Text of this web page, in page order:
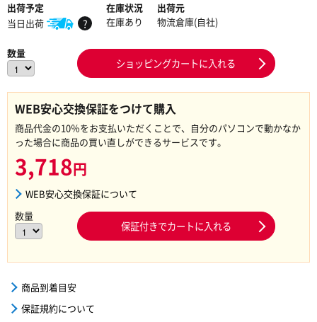
出荷予定
当日出荷
?
在庫状況
在庫あり
出荷元
物流倉庫(自社)
数量
ショッピングカートに入れる
WEB安心交換保証をつけて購入
商品代金の10％をお支払いただくことで、自分のパソコンで動かなか
った場合に商品の買い直しができるサービスです。
3,718円
WEB安心交換保証について
数量
保証付きでカートに入れる
商品到着目安
保証規約について